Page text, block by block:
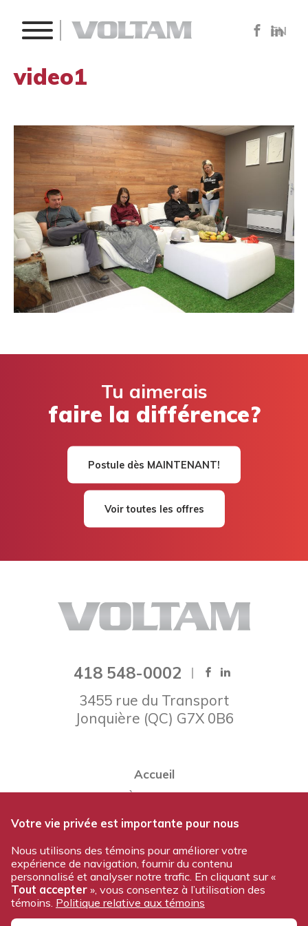
EN
video1
Tu aimerais
faire la différence?
Postule dès MAINTENANT!
Voir toutes les offres
418 548-0002
3455 rue du Transport
Jonquière (QC) G7X 0B6
Accueil
À propos
Notre équipe
Travailler chez Voltam
Nous joindre
Politique de confidentialité
Votre vie privée est importante pour nous
Nous utilisons des témoins pour améliorer votre
expérience de navigation, fournir du contenu
personnalisé et analyser notre trafic. En cliquant sur «
Tout accepter », vous consentez à l’utilisation des
témoins. Politique relative aux témoins